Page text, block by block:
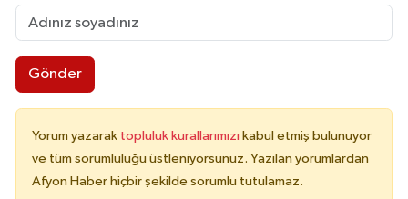
Gönder
Yorum yazarak topluluk kurallarımızı kabul etmiş bulunuyor
ve tüm sorumluluğu üstleniyorsunuz. Yazılan yorumlardan
Afyon Haber hiçbir şekilde sorumlu tutulamaz.